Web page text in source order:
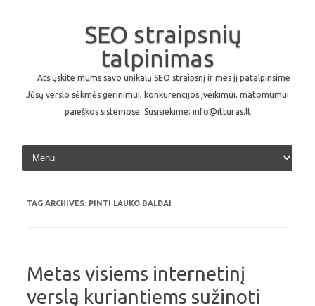
SEO straipsnių
talpinimas
Atsiųskite mums savo unikalų SEO straipsnį ir mes jį patalpinsime
Jūsų verslo sėkmės gerinimui, konkurencijos įveikimui, matomumui
paieškos sistemose. Susisiekime: info@itturas.lt
Skip to content
TAG ARCHIVES: PINTI LAUKO BALDAI
Metas visiems internetinį
verslą kuriantiems sužinoti